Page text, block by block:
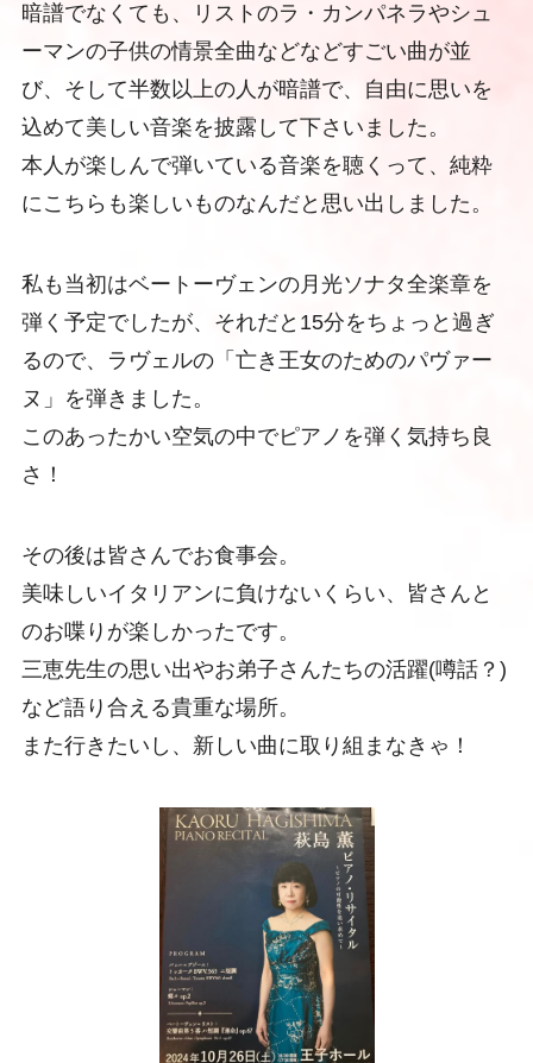
暗譜でなくても、リストのラ・カンパネラやシュ
ーマンの子供の情景全曲などなどすごい曲が並
び、そして半数以上の人が暗譜で、自由に思いを
込めて美しい音楽を披露して下さいました。
本人が楽しんで弾いている音楽を聴くって、純粋
にこちらも楽しいものなんだと思い出しました。
私も当初はベートーヴェンの月光ソナタ全楽章を
弾く予定でしたが、それだと15分をちょっと過ぎ
るので、ラヴェルの「亡き王女のためのパヴァー
ヌ」を弾きました。
このあったかい空気の中でピアノを弾く気持ち良
さ！
その後は皆さんでお食事会。
美味しいイタリアンに負けないくらい、皆さんと
のお喋りが楽しかったです。
三恵先生の思い出やお弟子さんたちの活躍(噂話？)
など語り合える貴重な場所。
また行きたいし、新しい曲に取り組まなきゃ！